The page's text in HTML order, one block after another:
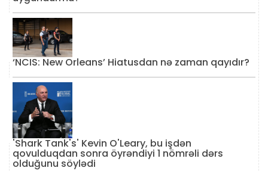
‘NCIS: New Orleans’ Hiatusdan nə zaman qayıdır?
'Shark Tank's' Kevin O'Leary, bu işdən
qovulduqdan sonra öyrəndiyi 1 nömrəli dərs
olduğunu söylədi